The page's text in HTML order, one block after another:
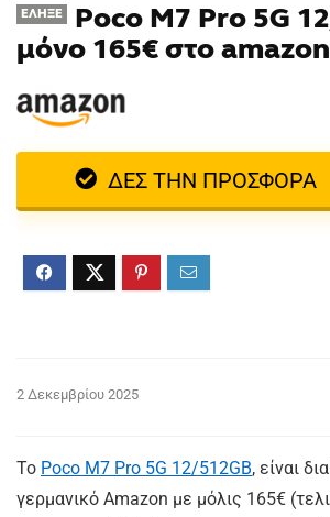
ΈΛΗΞΕ
Poco M7 Pro 5G
μόνο 165€ στο
ΔΕΣ ΤΗΝ ΠΡΟΣΦΟΡΑ
2 Δεκεμβρίου 2025
Το Poco M7 Pro 5G 12/512GB, είναι
γερμανικό Amazon με μόλις 165€